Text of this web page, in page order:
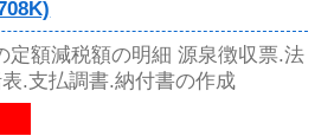
定額減税額の明細 源泉徴収票.法
.支払調書.納付書の作成